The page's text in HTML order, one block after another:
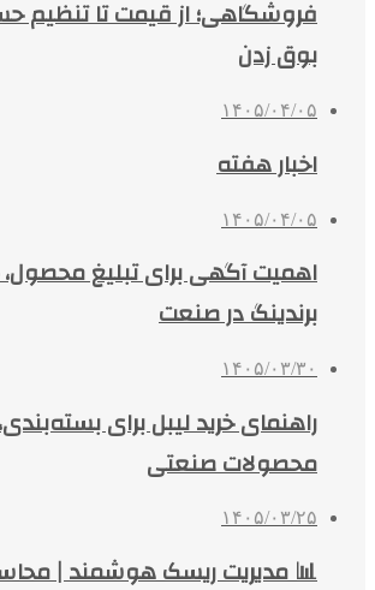
فروشگاهی؛ از قیمت تا تنظیم
بوق زدن
۱۴۰۵/۰۴/۰۵
اخبار هفته
۱۴۰۵/۰۴/۰۵
اهمیت آگهی برای تبلیغ
برندینگ در صنعت
۱۴۰۵/۰۳/۳۰
راهنمای خرید لیبل برای
محصولات صنعتی
۱۴۰۵/۰۳/۲۵
📊 مدیریت ریسک هوشمند |